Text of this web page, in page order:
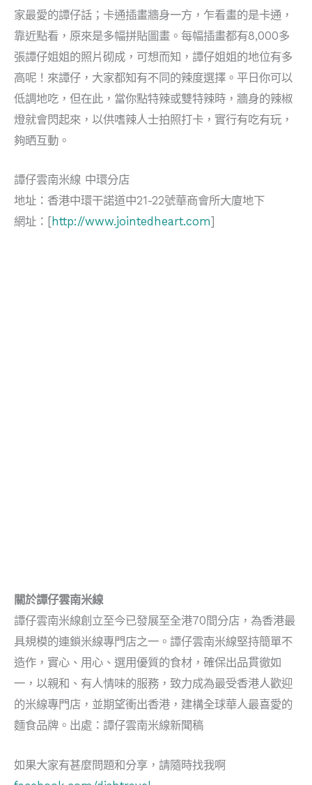
家最愛的譚仔話；卡通插畫牆身一方，乍看畫的是卡通，
靠近點看，原來是多幅拼貼圖畫。每幅插畫都有8,000多
張譚仔姐姐的照片砌成，可想而知，譚仔姐姐的地位有多
高呢！來譚仔，大家都知有不同的辣度選擇。平日你可以
低調地吃，但在此，當你點特辣或雙特辣時，牆身的辣椒
燈就會閃起來，以供嗜辣人士拍照打卡，實行有吃有玩，
夠晒互動。
譚仔雲南米線 中環分店
地址：香港中環干諾道中21-22號華商會所大廈地下
網址：[http://www.jointedheart.com]
關於譚仔雲南米線
譚仔雲南米線創立至今已發展至全港70間分店，為香港最
具規模的連鎖米線專門店之一。譚仔雲南米線堅持簡單不
造作，實心、用心、選用優質的食材，確保出品貫徹如
一，以親和、有人情味的服務，致力成為最受香港人歡迎
的米線專門店，並期望衝出香港，建構全球華人最喜愛的
麵食品牌。出處：譚仔雲南米線新聞稿
如果大家有甚麼問題和分享，請隨時找我啊